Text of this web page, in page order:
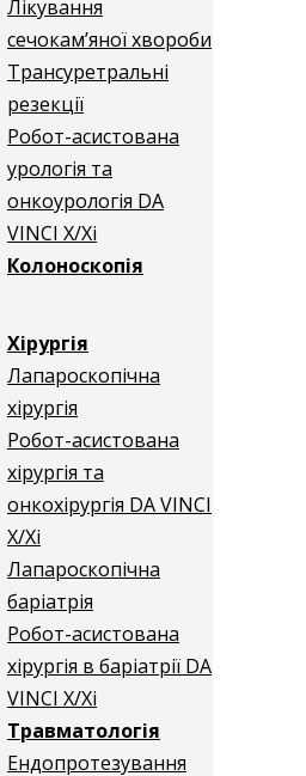
Лікування
сечокам’яної хвороби
Трансуретральні
резекції
Робот-асистована
урологія та
онкоурологія DA
VINCI X/Xі
Колоноскопія
Хірургія
Лапароскопічна
хірургія
Робот-асистована
хірургія та
онкохірургія DA VINCI
X/Xі
Лапароскопічна
баріатрія
Робот-асистована
хірургія в баріатрії DA
VINCI X/Xі
Травматологія
Ендопротезування